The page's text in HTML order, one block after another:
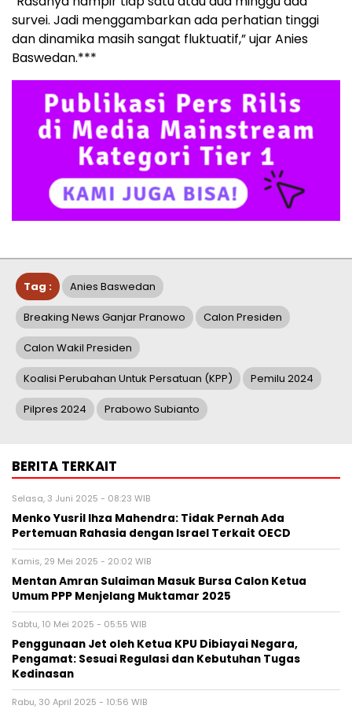
survei. Jadi menggambarkan ada perhatian tinggi
dan dinamika masih sangat fluktuatif,” ujar Anies
Baswedan.***
Tag : Anies Baswedan
Breaking News Ganjar Pranowo Calon Presiden
Calon Wakil Presiden
Koalisi Perubahan Untuk Persatuan (KPP) Pemilu 2024
Pilpres 2024 Prabowo Subianto
BERITA TERKAIT
Selasa, 3 Juni 2025 - 08:23 WIB
Menko Yusril Ihza Mahendra: Tidak Pernah Ada
Pertemuan Rahasia dengan Israel Terkait OECD
Kamis, 29 Mei 2025 - 20:02 WIB
Mentan Amran Sulaiman Masuk Bursa Calon Ketua
Umum PPP Menjelang Muktamar 2025
Sabtu, 10 Mei 2025 - 05:55 WIB
Penggunaan Jet oleh Ketua KPU Dibiayai Negara,
Pengamat: Sesuai Regulasi dan Kebutuhan Tugas
Kedinasan
Rabu, 30 April 2025 - 10:56 WIB